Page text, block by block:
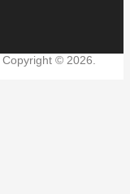
Copyright © 2026.